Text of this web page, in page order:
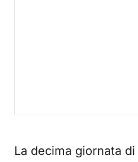
La decima giornata di